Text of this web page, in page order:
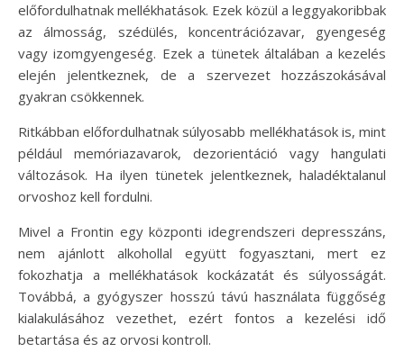
előfordulhatnak mellékhatások. Ezek közül a leggyakoribbak
az álmosság, szédülés, koncentrációzavar, gyengeség
vagy izomgyengeség. Ezek a tünetek általában a kezelés
elején jelentkeznek, de a szervezet hozzászokásával
gyakran csökkennek.
Ritkábban előfordulhatnak súlyosabb mellékhatások is, mint
például memóriazavarok, dezorientáció vagy hangulati
változások. Ha ilyen tünetek jelentkeznek, haladéktalanul
orvoshoz kell fordulni.
Mivel a Frontin egy központi idegrendszeri depresszáns,
nem ajánlott alkohollal együtt fogyasztani, mert ez
fokozhatja a mellékhatások kockázatát és súlyosságát.
Továbbá, a gyógyszer hosszú távú használata függőség
kialakulásához vezethet, ezért fontos a kezelési idő
betartása és az orvosi kontroll.